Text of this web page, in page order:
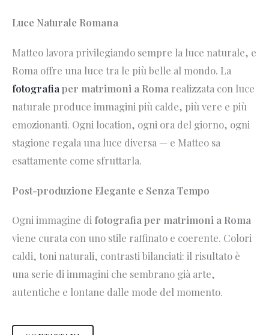
Luce Naturale Romana
Matteo lavora privilegiando sempre la luce naturale, e
Roma offre una luce tra le più belle al mondo. La
fotografia per matrimoni a Roma realizzata con luce
naturale produce immagini più calde, più vere e più
emozionanti. Ogni location, ogni ora del giorno, ogni
stagione regala una luce diversa — e Matteo sa
esattamente come sfruttarla.
Post-produzione Elegante e Senza Tempo
Ogni immagine di fotografia per matrimoni a Roma
viene curata con uno stile raffinato e coerente. Colori
caldi, toni naturali, contrasti bilanciati: il risultato è
una serie di immagini che sembrano già arte,
autentiche e lontane dalle mode del momento.